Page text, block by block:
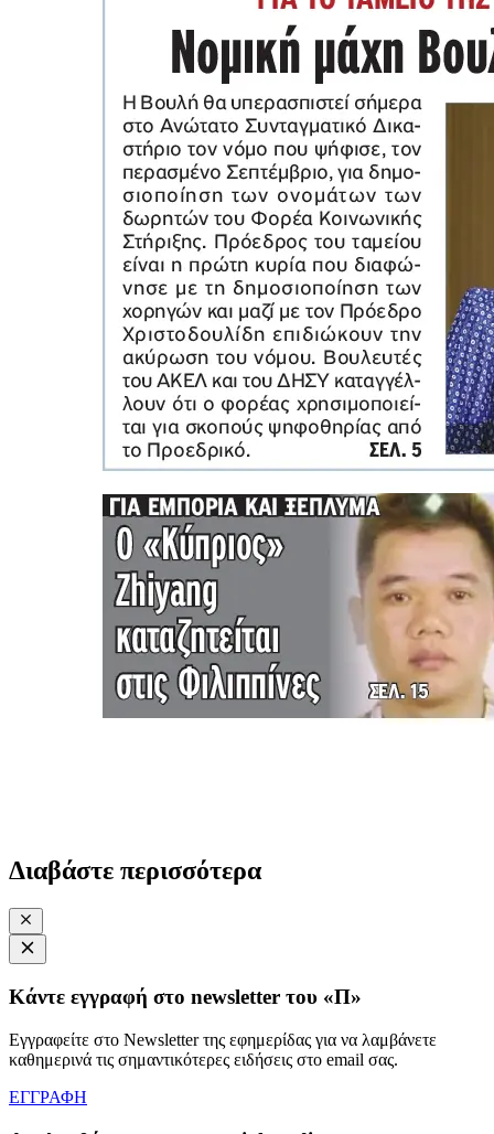
Διαβάστε περισσότερα
Κάντε εγγραφή στο newsletter του «Π»
Εγγραφείτε στο Newsletter της εφημερίδας για να λαμβάνετε
καθημερινά τις σημαντικότερες ειδήσεις στο email σας.
ΕΓΓΡΑΦΗ